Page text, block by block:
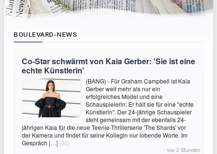
BOULEVARD-NEWS
Co-Star schwärmt von Kaia Gerber: 'Sie ist eine
echte Künstlerin'
(BANG) - Für Graham Campbell ist Kaia
Gerber weit mehr als nur ein
erfolgreiches Model und eine
Schauspielerin: Er hält sie für eine "echte
Künstlerin". Der 24-jährige Schauspieler
steht gemeinsam mit der ebenfalls 24-
jährigen Kaia für die neue Teenie-Thrillerserie 'The Shards' vor
der Kamera und findet für seine Kollegin nur lobende Worte. Im
Gespräch […] (00)
vor 2 Stunden